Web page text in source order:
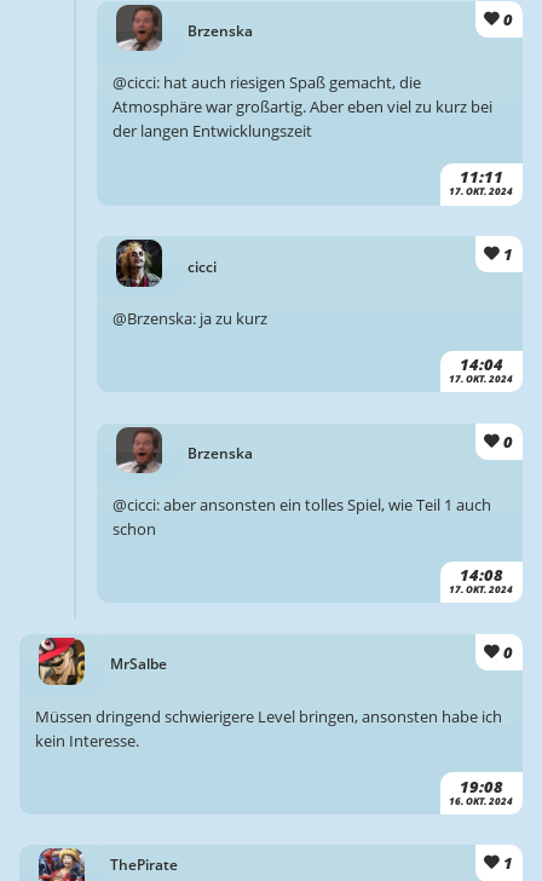
Brzenska
0
11:11
17. OKT. 2024
@cicci: hat auch riesigen Spaß gemacht, die
Atmosphäre war großartig. Aber eben viel zu kurz bei
der langen Entwicklungszeit
cicci
1
14:04
17. OKT. 2024
@Brzenska: ja zu kurz
Brzenska
0
14:08
17. OKT. 2024
@cicci: aber ansonsten ein tolles Spiel, wie Teil 1 auch
schon
MrSalbe
0
19:08
16. OKT. 2024
Müssen dringend schwierigere Level bringen, ansonsten habe ich
kein Interesse.
ThePirate 1